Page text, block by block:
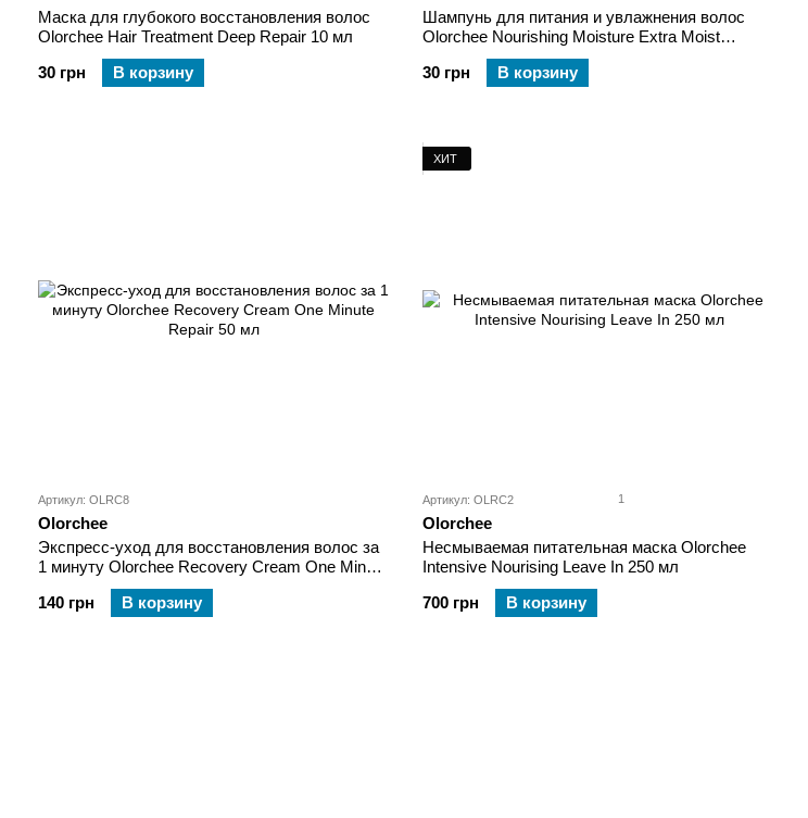
Маска для глубокого восстановления волос
Olorchee Hair Treatment Deep Repair 10 мл
30 грн
В корзину
Шампунь для питания и увлажнения волос
Olorchee Nourishing Moisture Extra Moist
Shampoo 10 мл
30 грн
В корзину
Артикул: OLRC8
Olorchee
Экспресс-уход для восстановления волос за
1 минуту Olorchee Recovery Cream One Minute
Repair 50 мл
140 грн
В корзину
ХИТ
Артикул: OLRC2 1
Olorchee
Несмываемая питательная маска Olorchee
Intensive Nourising Leave In 250 мл
700 грн
В корзину